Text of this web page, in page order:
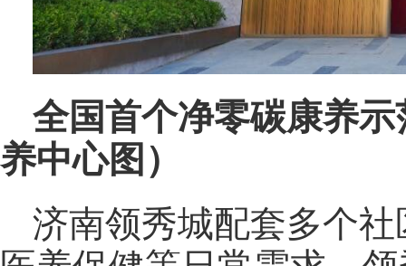
全国首个净零碳康养
养中心图）
济南领秀城配套多个